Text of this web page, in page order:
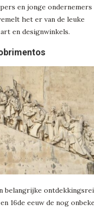
en jonge
het er van de leuke
en designwinkels.
belangrijke
16de eeuw de nog